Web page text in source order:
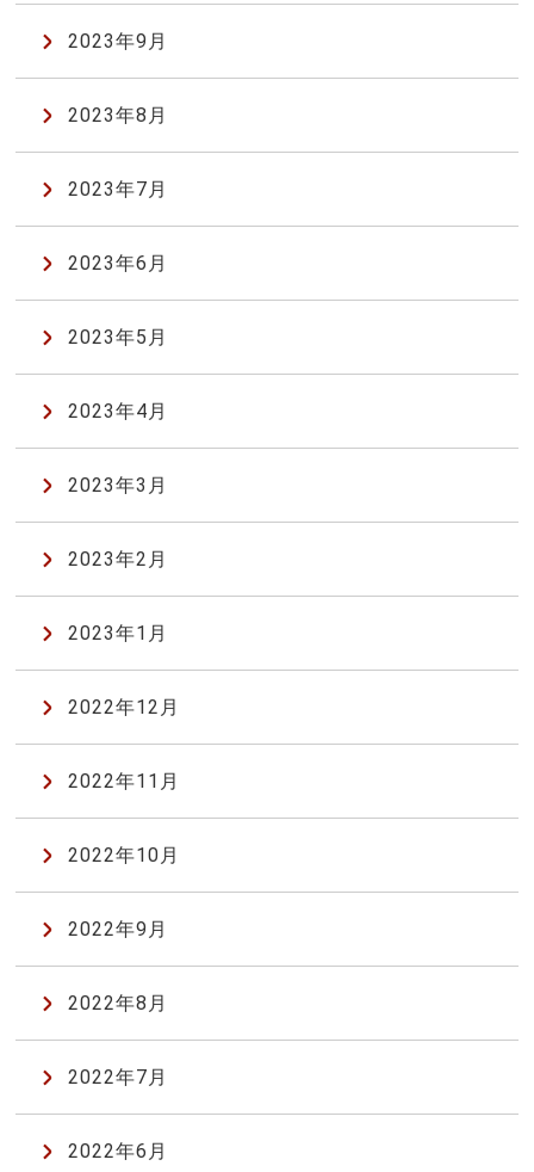
2023年9月
2023年8月
2023年7月
2023年6月
2023年5月
2023年4月
2023年3月
2023年2月
2023年1月
2022年12月
2022年11月
2022年10月
2022年9月
2022年8月
2022年7月
2022年6月